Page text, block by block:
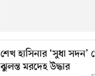
শেখ হাসিনার ‘সুধা সদন’
ঝুলন্ত মরদেহ উদ্ধার